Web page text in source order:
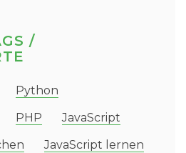
/
Python
PHP
JavaScript
JavaScript lernen